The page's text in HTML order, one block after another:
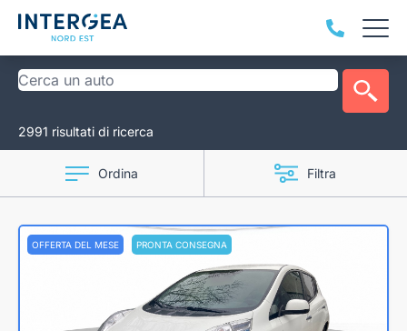
2991 risultati di ricerca
Ordina Filtra
OFFERTA DEL MESE PRONTA CONSEGNA